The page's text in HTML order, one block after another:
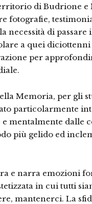
di Budrione e
fotografie,
necessità di
a quei diciottenni
per
Memoria, per gli
particolarmente
mentalmente dalle
più gelido ed
e narra emozioni
in cui tutti
mantenerci. La